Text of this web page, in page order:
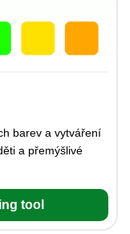
barev a vytváření
a přemýšlivé
tool